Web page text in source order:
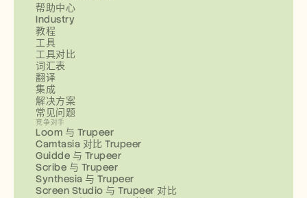
帮助中心
Industry
教程
工具
工具对比
词汇表
翻译
集成
解决方案
常见问题
竞争对手
Loom 与 Trupeer
Camtasia 对比 Trupeer
Guidde 与 Trupeer
Scribe 与 Trupeer
Synthesia 与 Trupeer
Screen Studio 与 Trupeer 对比